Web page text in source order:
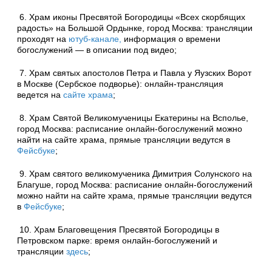
6. Храм иконы Пресвятой Богородицы «Всех скорбящих
радость» на Большой Ордынке, город Москва: трансляции
проходят на ютуб-канале, информация о времени
богослужений — в описании под видео;
7. Храм святых апостолов Петра и Павла у Яузских Ворот
в Москве (Сербское подворье): онлайн-трансляция
ведется на сайте храма;
8. Храм Святой Великомученицы Екатерины на Всполье,
город Москва: расписание онлайн-богослужений можно
найти на сайте храма, прямые трансляции ведутся в
Фейсбуке;
9. Храм святого великомученика Димитрия Солунского на
Благуше, город Москва: расписание онлайн-богослужений
можно найти на сайте храма, прямые трансляции ведутся
в Фейсбуке;
10. Храм Благовещения Пресвятой Богородицы в
Петровском парке: время онлайн-богослужений и
трансляции здесь;